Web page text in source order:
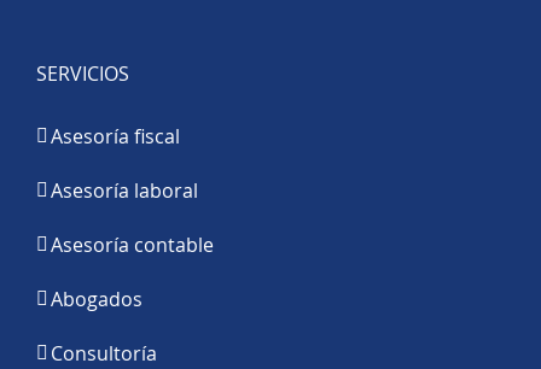
SERVICIOS
Asesoría fiscal
Asesoría laboral
Asesoría contable
Abogados
Consultoría